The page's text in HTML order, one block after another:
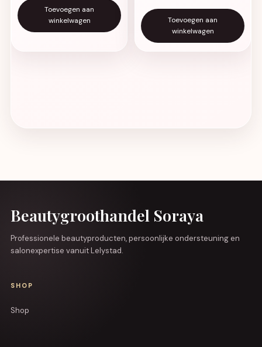
Toevoegen aan
winkelwagen
Toevoegen aan
winkelwagen
Beautygroothandel Soraya
Professionele beautyproducten, persoonlijke ondersteuning en
salonexpertise vanuit Lelystad.
SHOP
Shop